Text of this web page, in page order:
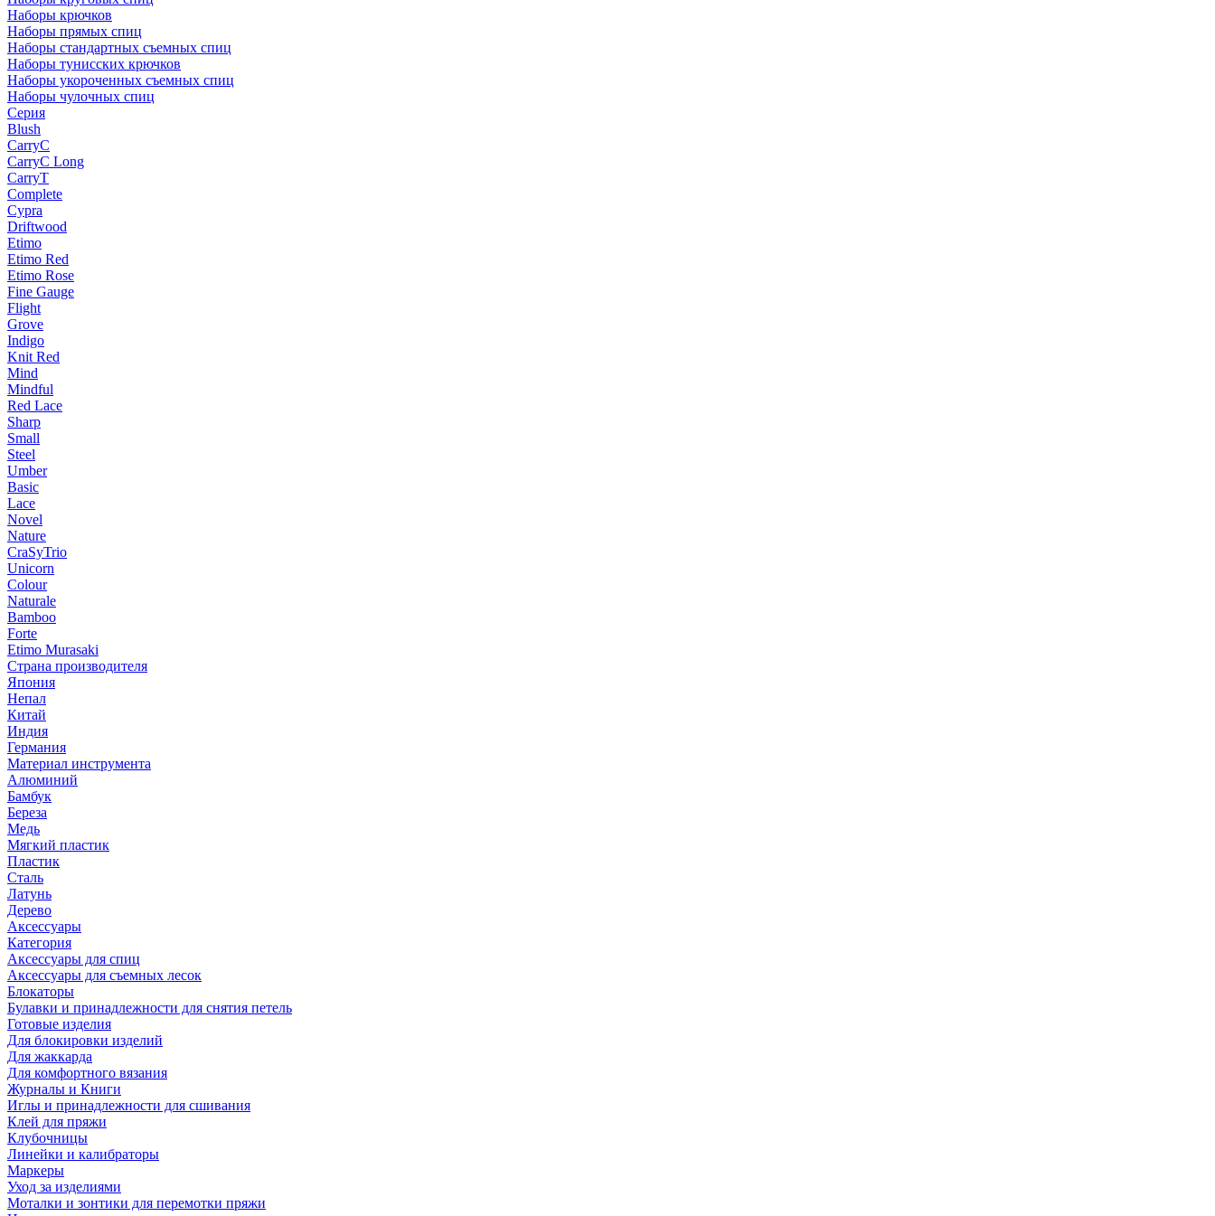
Наборы крючков
Наборы прямых спиц
Наборы стандартных съемных спиц
Наборы тунисских крючков
Наборы укороченных съемных спиц
Наборы чулочных спиц
Серия
Blush
CarryC
CarryC Long
CarryT
Complete
Cypra
Driftwood
Etimo
Etimo Red
Etimo Rose
Fine Gauge
Flight
Grove
Indigo
Knit Red
Mind
Mindful
Red Lace
Sharp
Small
Steel
Umber
Basic
Lace
Novel
Nature
CraSyTrio
Unicorn
Colour
Naturale
Bamboo
Forte
Etimo Murasaki
Страна производителя
Япония
Непал
Китай
Индия
Германия
Материал инструмента
Алюминий
Бамбук
Береза
Медь
Мягкий пластик
Пластик
Сталь
Латунь
Дерево
Аксессуары
Категория
Аксессуары для спиц
Аксессуары для съемных лесок
Блокаторы
Булавки и принадлежности для снятия петель
Готовые изделия
Для блокировки изделий
Для жаккарда
Для комфортного вязания
Журналы и Книги
Иглы и принадлежности для сшивания
Клей для пряжи
Клубочницы
Линейки и калибраторы
Маркеры
Уход за изделиями
Моталки и зонтики для перемотки пряжи